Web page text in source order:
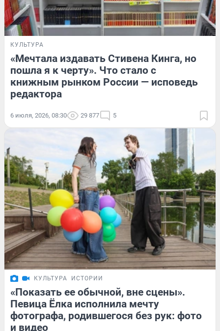
КУЛЬТУРА
«Мечтала издавать Стивена Кинга, но
пошла я к черту». Что стало с
книжным рынком России — исповедь
редактора
6 июля, 2026, 08:30 29 877 5
КУЛЬТУРА ИСТОРИИ
«Показать ее обычной, вне сцены».
Певица Ёлка исполнила мечту
фотографа, родившегося без рук: фото
и видео